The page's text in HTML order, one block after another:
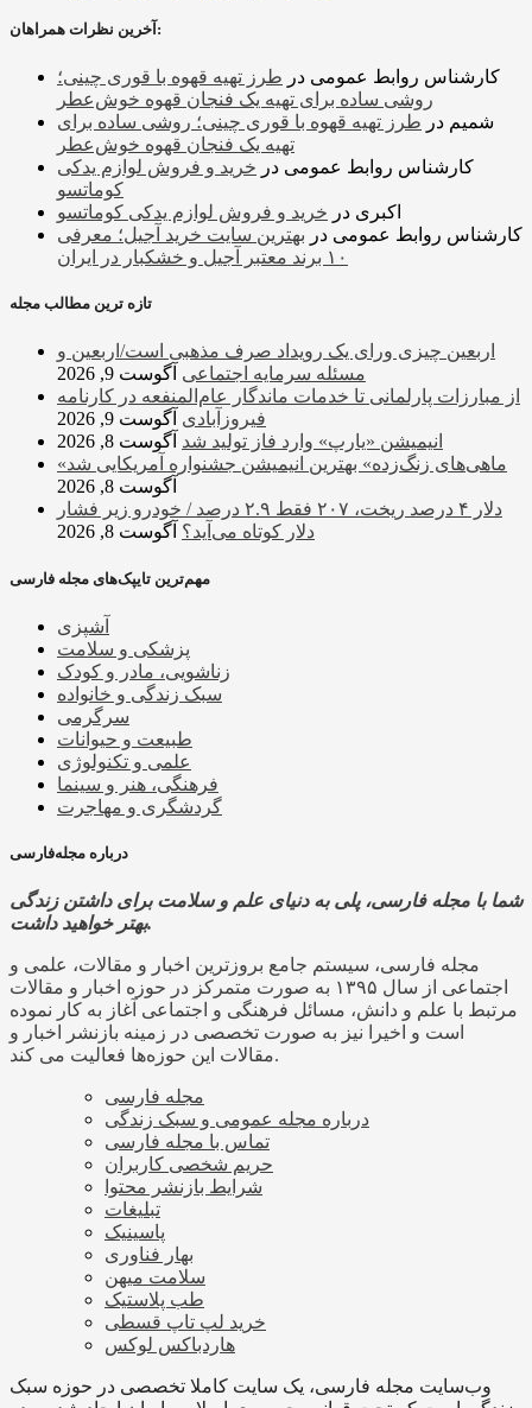
آخرین نظرات همراهان:
کارشناس روابط عمومی در طرز تهیه قهوه با قوری چینی؛
روشی ساده برای تهیه یک فنجان قهوه خوش‌عطر
شمیم در طرز تهیه قهوه با قوری چینی؛ روشی ساده برای
تهیه یک فنجان قهوه خوش‌عطر
کارشناس روابط عمومی در خرید و فروش لوازم یدکی
کوماتسو
اکبری در خرید و فروش لوازم یدکی کوماتسو
کارشناس روابط عمومی در بهترین سایت خرید آجیل؛ معرفی
۱۰ برند معتبر آجیل و خشکبار در ایران
تازه ترین مطالب مجله
اربعین چیزی ورای یک رویداد صرف مذهبی است/اربعین و
مسئله سرمایه اجتماعی آگوست 9, 2026
از مبارزات پارلمانی تا خدمات ماندگار عام‌المنفعه در کارنامه
فیروزآبادی آگوست 9, 2026
انیمیشن «یارپ» وارد فاز تولید شد آگوست 8, 2026
«ماهی‌های زنگ‌زده» بهترین انیمیشن جشنواره آمریکایی شد
آگوست 8, 2026
دلار ۴ درصد ریخت، ۲۰۷ فقط ۲.۹ درصد / خودرو زیر فشار
دلار کوتاه می‌آید؟ آگوست 8, 2026
مهم‌ترین تایپک‌های مجله فارسی
آشپزی
پزشکی و سلامت
زناشویی، مادر و کودک
سبک زندگی و خانواده
سرگرمی
طبیعت و حیوانات
علمی و تکنولوژی
فرهنگی، هنر و سینما
گردشگری و مهاجرت
درباره مجله‌فارسی
شما با مجله فارسی، پلی به دنیای علم و سلامت برای داشتن زندگی
بهتر خواهید داشت.
مجله فارسی، سیستم جامع بروزترین اخبار و مقالات، علمی و
اجتماعی از سال ۱۳۹۵ به صورت متمرکز در حوزه اخبار و مقالات
مرتبط با علم و دانش، مسائل فرهنگی و اجتماعی آغاز به کار نموده
است و اخیرا نیز به صورت تخصصی در زمینه بازنشر اخبار و
مقالات این حوزه‌ها فعالیت می کند.
مجله فارسی
درباره مجله عمومی و سبک زندگی
تماس با مجله فارسی
حریم شخصی کاربران
شرایط بازنشر محتوا
تبلیغات
پاسینیک
بهار فناوری
سلامت میهن
طب پلاستیک
خرید لپ تاپ قسطی
هاردباکس لوکس
وب‌سایت مجله فارسی، یک سایت کاملا تخصصی در حوزه سبک